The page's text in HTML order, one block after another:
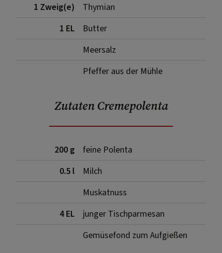
1 Zweig(e)
Thymian
1 EL
Butter
Meersalz
Pfeffer aus der Mühle
Zutaten Cremepolenta
200 g
feine Polenta
0.5 l
Milch
Muskatnuss
4 EL
junger Tischparmesan
Gemüsefond zum Aufgießen